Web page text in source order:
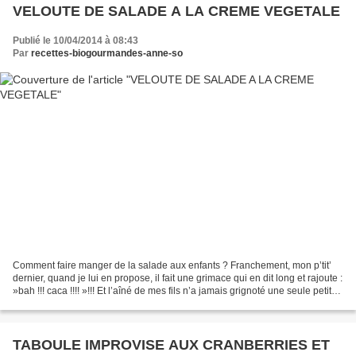
VELOUTE DE SALADE A LA CREME VEGETALE
Publié le 10/04/2014 à 08:43
Par recettes-biogourmandes-anne-so
Comment faire manger de la salade aux enfants ? Franchement, mon p’tit’
dernier, quand je lui en propose, il fait une grimace qui en dit long et rajoute :
»bah !!! caca !!!! »!!! Et l’aîné de mes fils n’a jamais grignoté une seule petite
TABOULE IMPROVISE AUX CRANBERRIES ET